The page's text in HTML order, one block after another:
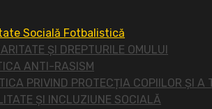
Socială Fotbalistică
ȘI DREPTURILE OMULUI
ANTI-RASISM
PRIVIND PROTECȚIA COPIILOR ȘI A
ȘI INCLUZIUNE SOCIALĂ